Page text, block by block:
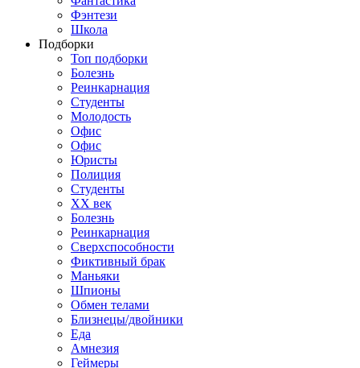
Фэнтези
Школа
Подборки
Топ подборки
Болезнь
Реинкарнация
Студенты
Молодость
Офис
Офис
Юристы
Полиция
Студенты
ХХ век
Болезнь
Реинкарнация
Сверхспособности
Фиктивный брак
Маньяки
Шпионы
Обмен телами
Близнецы/двойники
Еда
Амнезия
Геймеры